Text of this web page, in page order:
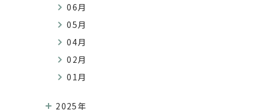
06月
05月
04月
02月
01月
2025年